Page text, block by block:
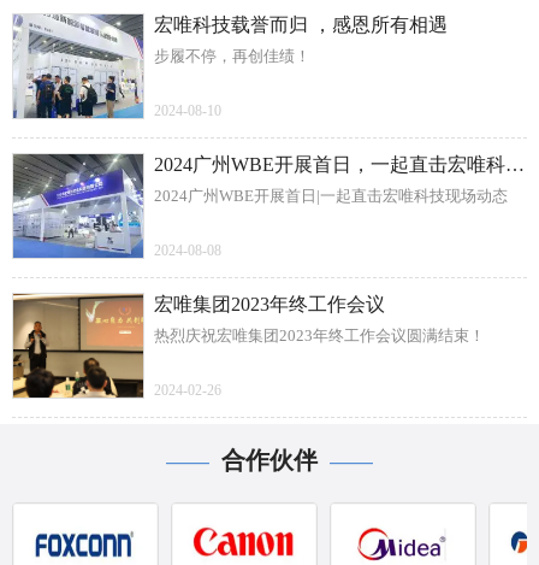
宏唯科技载誉而归 ，感恩所有相遇
步履不停，再创佳绩！
2024-08-10
2024广州WBE开展首日，一起直击宏唯科技现场动态
2024广州WBE开展首日|一起直击宏唯科技现场动态
2024-08-08
宏唯集团2023年终工作会议
热烈庆祝宏唯集团2023年终工作会议圆满结束！
2024-02-26
—— 合作伙伴 ——